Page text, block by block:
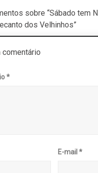
sobre “Sábado tem
dos Velhinhos”
comentário
*
E-mail*